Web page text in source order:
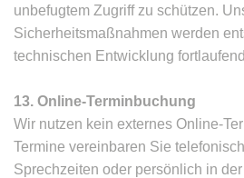
unbefugtem Zugriff zu schützen.
Sicherheitsmaßnahmen werden
technischen Entwicklung
13. Online-Terminbuchung
Wir nutzen kein externes Online-
Termine vereinbaren Sie
Sprechzeiten oder persönlich in